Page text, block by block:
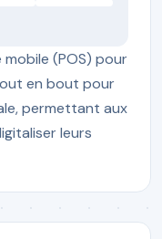
(POS) pour
en bout pour
permettant aux
leurs